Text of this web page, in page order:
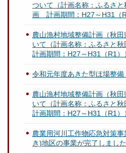
ついて（計画名称：ふるさ
画 計画期間：H27～H31（
農山漁村地域整備計画（秋
いて（計画名称：ふるさと
計画期間：H27～H31（R1）
令和元年度あきた型ほ場整
農山漁村地域整備計画（秋
いて（計画名称：ふるさと
計画期間：H27～H31（R1）
農業用河川工作物応急対策
き)地区の事業が完了しました